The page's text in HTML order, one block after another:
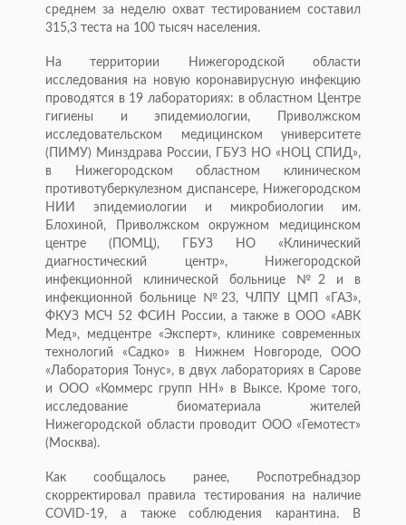
среднем за неделю охват тестированием составил
315,3 теста на 100 тысяч населения.
На территории Нижегородской области
исследования на новую коронавирусную инфекцию
проводятся в 19 лабораториях: в областном Центре
гигиены и эпидемиологии, Приволжском
исследовательском медицинском университете
(ПИМУ) Минздрава России, ГБУЗ НО «НОЦ СПИД»,
в Нижегородском областном клиническом
противотуберкулезном диспансере, Нижегородском
НИИ эпидемиологии и микробиологии им.
Блохиной, Приволжском окружном медицинском
центре (ПОМЦ), ГБУЗ НО «Клинический
диагностический центр», Нижегородской
инфекционной клинической больнице №2 и в
инфекционной больнице №23, ЧЛПУ ЦМП «ГАЗ»,
ФКУЗ МСЧ 52 ФСИН России, а также в ООО «АВК
Мед», медцентре «Эксперт», клинике современных
технологий «Садко» в Нижнем Новгороде, ООО
«Лаборатория Тонус», в двух лабораториях в Сарове
и ООО «Коммерс групп НН» в Выксе. Кроме того,
исследование биоматериала жителей
Нижегородской области проводит ООО «Гемотест»
(Москва).
Как сообщалось ранее, Роспотребнадзор
скорректировал правила тестирования на наличие
COVID-19, а также соблюдения карантина. В